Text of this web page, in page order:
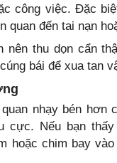
công việc. Đặc
quan đến tai nạn
nên thu dọn cẩn
bái để xua tan
nhạy bén hơn
cực. Nếu bạn
hoặc chim bay